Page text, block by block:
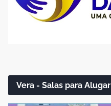
Vera - Salas para Alugar